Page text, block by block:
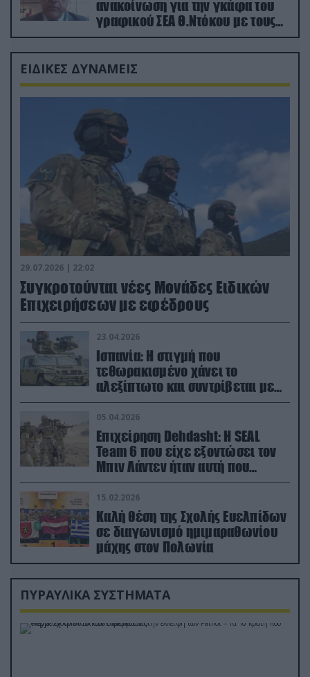
ανακοίνωση για την γκάφα του
γραφικού ΣΕΑ Θ.Ντόκου με τους
Ρώσους φαρσέρ
ΕΙΔΙΚΕΣ ΔΥΝΑΜΕΙΣ
29.07.2026 | 22:02
Συγκροτούνται νέες Μονάδες Ειδικών
Επιχειρήσεων με εφέδρους
23.04.2026
Ισπανία: Η στιγμή που
τεθωρακισμένο χάνει το
αλεξίπτωτο και συντρίβεται με
ορμή στο έδαφος (βίντεο)
05.04.2026
Επιχείρηση Dehdasht: Η SEAL
Team 6 που είχε εξοντώσει τον
Μπιν Λάντεν ήταν αυτή που
διέσωσε τον πιλότο του F-15
15.02.2026
Καλή θέση της Σχολής Ευελπίδων
σε διαγωνισμό ημιμαραθωνίου
μάχης στον Πολωνία
ΠΥΡΑΥΛΙΚΑ ΣΥΣΤΗΜΑΤΑ